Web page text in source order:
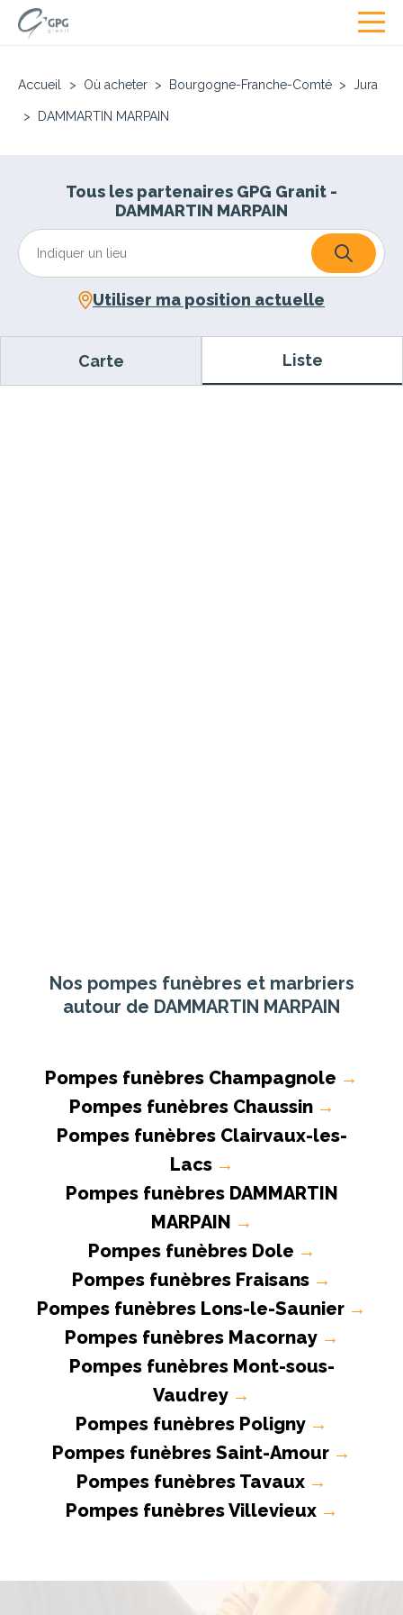
Accueil > Où acheter > Bourgogne-Franche-Comté > Jura
> DAMMARTIN MARPAIN
Tous les partenaires GPG Granit -
DAMMARTIN MARPAIN
Utiliser ma position actuelle
Carte Liste
Nos pompes funèbres et marbriers
autour de DAMMARTIN MARPAIN
Pompes funèbres Champagnole →
Pompes funèbres Chaussin →
Pompes funèbres Clairvaux-les-
Lacs →
Pompes funèbres DAMMARTIN
MARPAIN →
Pompes funèbres Dole →
Pompes funèbres Fraisans →
Pompes funèbres Lons-le-Saunier →
Pompes funèbres Macornay →
Pompes funèbres Mont-sous-
Vaudrey →
Pompes funèbres Poligny →
Pompes funèbres Saint-Amour →
Pompes funèbres Tavaux →
Pompes funèbres Villevieux →